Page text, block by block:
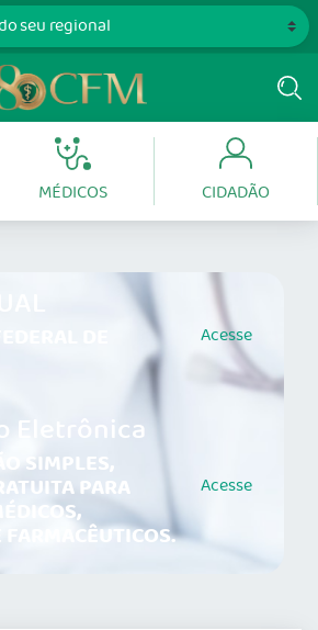
MÉDICOS CIDADÃO
DE Acesse
Eletrônica
SIMPLES,
PARA Acesse